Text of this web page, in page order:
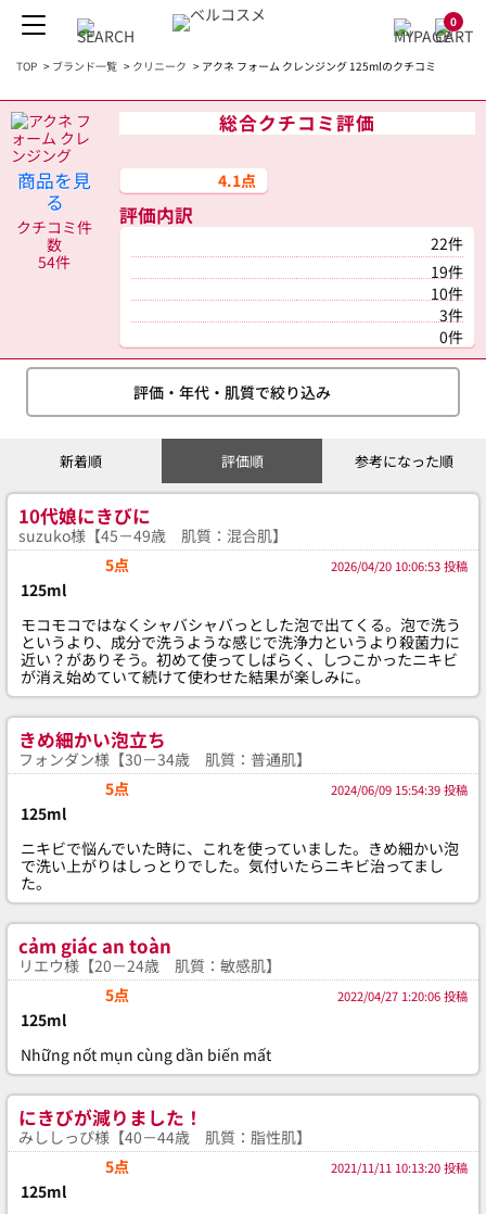
0
TOP > ブランド一覧 > クリニーク > アクネ フォーム クレンジング 125mlのクチコミ
商品を見
る
クチコミ件
数
54件
総合クチコミ評価
4.1点
評価内訳
22件
19件
10件
3件
0件
評価・年代・肌質で絞り込み
新着順 評価順 参考になった順
10代娘にきびに
suzuko様【45－49歳 肌質：混合肌】
5点
2026/04/20 10:06:53 投稿
125ml
モコモコではなくシャバシャバっとした泡で出てくる。泡で洗う
というより、成分で洗うような感じで洗浄力というより殺菌力に
近い？がありそう。初めて使ってしばらく、しつこかったニキビ
が消え始めていて続けて使わせた結果が楽しみに。
きめ細かい泡立ち
フォンダン様【30－34歳 肌質：普通肌】
5点
2024/06/09 15:54:39 投稿
125ml
ニキビで悩んでいた時に、これを使っていました。きめ細かい泡
で洗い上がりはしっとりでした。気付いたらニキビ治ってまし
た。
cảm giác an toàn
リエウ様【20－24歳 肌質：敏感肌】
5点
2022/04/27 1:20:06 投稿
125ml
Những nốt mụn cùng dần biến mất
にきびが減りました！
みししっぴ様【40－44歳 肌質：脂性肌】
5点
2021/11/11 10:13:20 投稿
125ml